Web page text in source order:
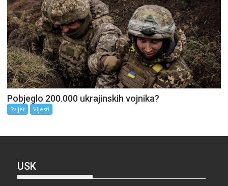
Pobjeglo 200.000 ukrajinskih vojnika?
Svijet Vijesti
USK